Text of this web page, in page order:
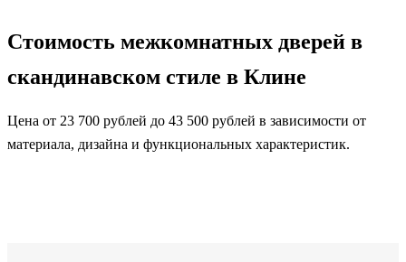
Стоимость межкомнатных дверей в
скандинавском стиле в Клине
Цена от 23 700 рублей до 43 500 рублей в зависимости от
материала, дизайна и функциональных характеристик.